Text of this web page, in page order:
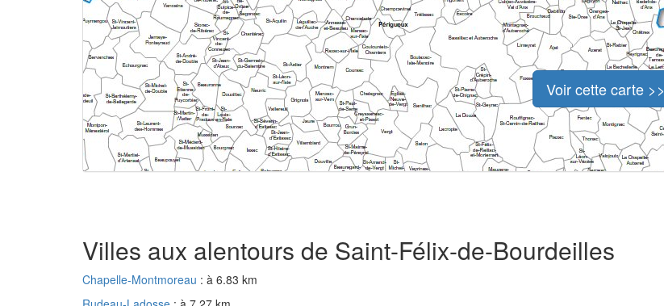
Voir cette carte >>
Villes aux alentours de Saint-Félix-de-Bourdeilles
Chapelle-Montmoreau : à 6.83 km